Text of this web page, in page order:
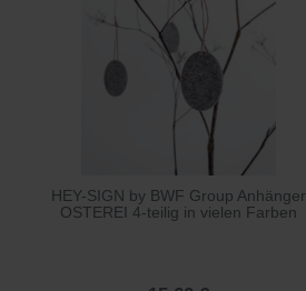
HEY-SIGN by BWF Group Anhänger
OSTEREI 4-teilig in vielen Farben